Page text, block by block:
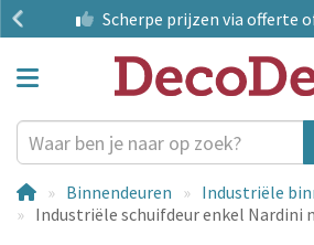
Scherpe prijzen via offerte
Binnendeuren
Industriële
Industriële schuifdeur enkel Nardini